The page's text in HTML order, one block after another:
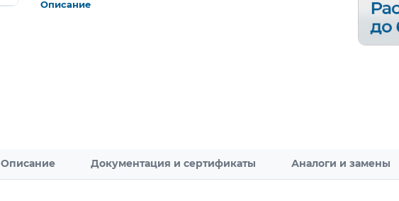
Описание
Описание Документация и сертификаты Аналоги и замены